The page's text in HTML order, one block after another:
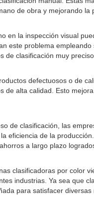
de obra y mejorando la
en la inspección visual
este problema
clasificación muy
defectuosos o de
de alta calidad. Esto
de clasificación, las
eficiencia de la
a largo plazo
clasificadoras por color
industrias. Ya sea que
para satisfacer diversas